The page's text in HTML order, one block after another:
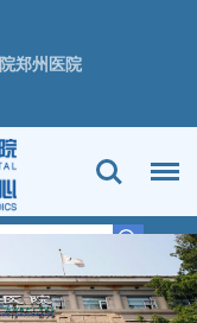
郑州医院